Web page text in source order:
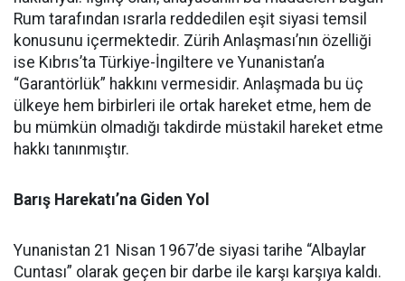
Rum tarafından ısrarla reddedilen eşit siyasi temsil
konusunu içermektedir. Zürih Anlaşması’nın özelliği
ise Kıbrıs’ta Türkiye-İngiltere ve Yunanistan’a
“Garantörlük” hakkını vermesidir. Anlaşmada bu üç
ülkeye hem birbirleri ile ortak hareket etme, hem de
bu mümkün olmadığı takdirde müstakil hareket etme
hakkı tanınmıştır.
Barış Harekatı’na Giden Yol
Yunanistan 21 Nisan 1967’de siyasi tarihe “Albaylar
Cuntası” olarak geçen bir darbe ile karşı karşıya kaldı.